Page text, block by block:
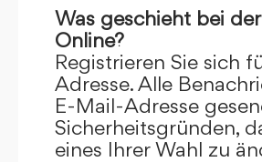
Was geschieht bei
Online?
Registrieren Sie sich
Adresse. Alle
E-Mail-Adresse
Sicherheitsgründen,
eines Ihrer Wahl zu